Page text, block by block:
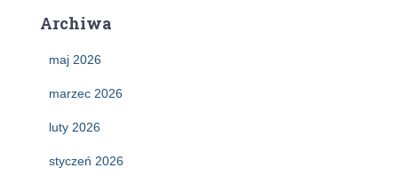
Archiwa
maj 2026
marzec 2026
luty 2026
styczeń 2026